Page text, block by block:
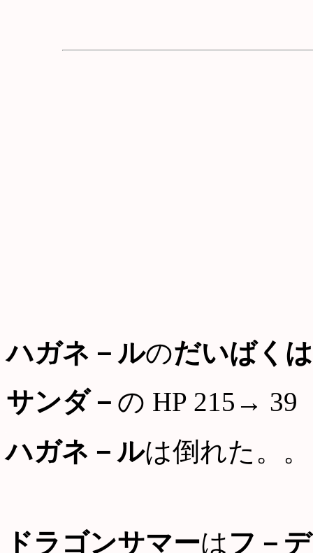
ハガネ－ルのだいばく
サンダ－ の HP 215→ 39
ハガネ－ルは倒れた。。
ドラゴンサマーはフ－